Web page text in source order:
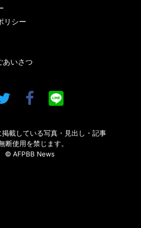
リシー
あいさつ
載している写真・見出し・記事
断使用を禁じます。
© AFPBB News